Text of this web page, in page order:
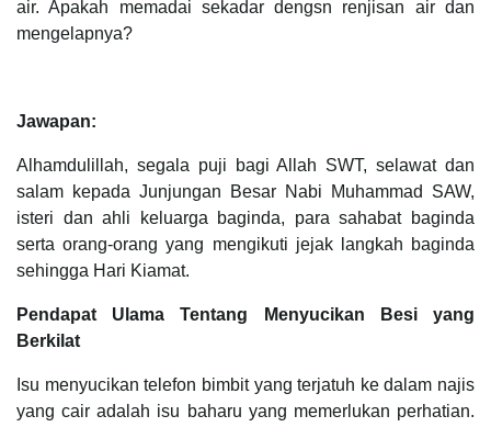
air. Apakah memadai sekadar dengsn renjisan air dan
mengelapnya?
Jawapan:
Alhamdulillah, segala puji bagi Allah SWT, selawat dan
salam kepada Junjungan Besar Nabi Muhammad SAW,
isteri dan ahli keluarga baginda, para sahabat baginda
serta orang-orang yang mengikuti jejak langkah baginda
sehingga Hari Kiamat.
Pendapat Ulama Tentang Menyucikan Besi yang
Berkilat
Isu menyucikan telefon bimbit yang terjatuh ke dalam najis
yang cair adalah isu baharu yang memerlukan perhatian.